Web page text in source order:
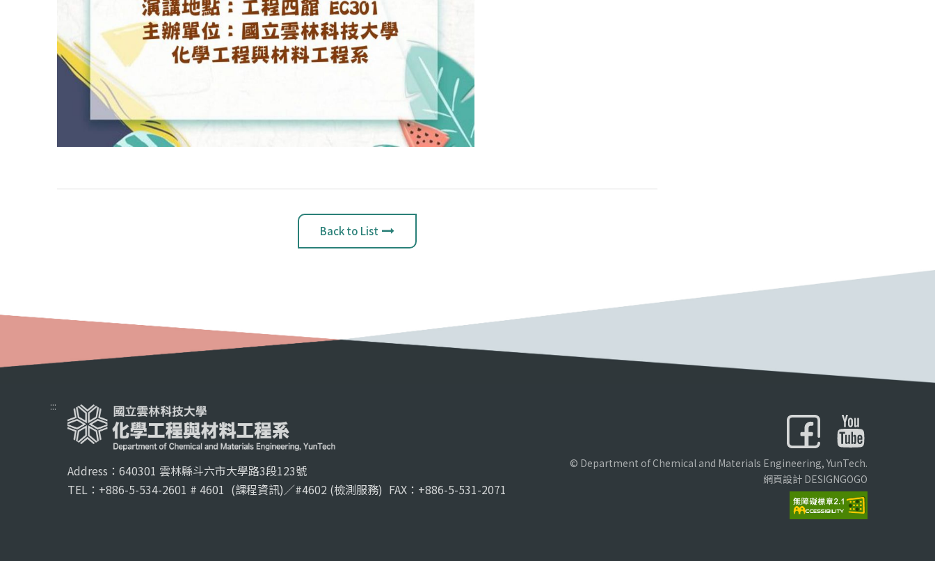
Back to List
:::
Address：640301 雲林縣斗六市大學路3段123號
TEL：+886-5-534-2601 # 4601 (課程資訊)／#4602 (檢測服務) FAX：+886-5-531-2071
© Department of Chemical and Materials Engineering, YunTech.
網頁設計 DESIGNGOGO